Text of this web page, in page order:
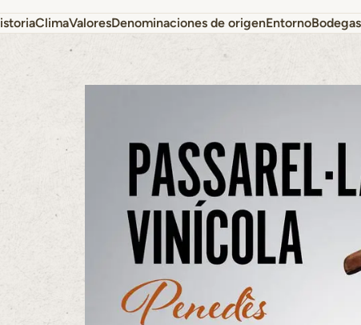
ClimaValoresDenominaciones de origenEntornoBodegas